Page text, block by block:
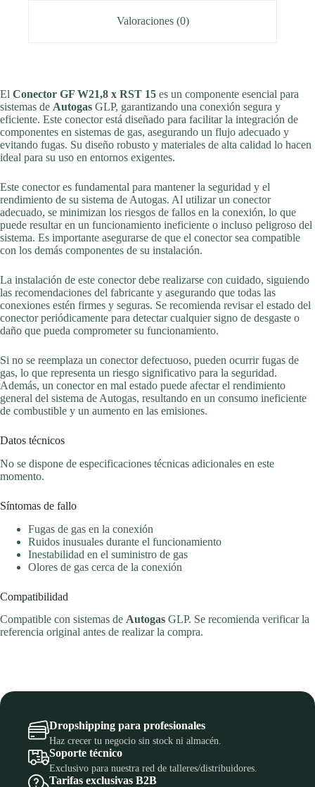
Valoraciones (0)
El Conector GF W21,8 x RST 15 es un componente esencial para
sistemas de Autogas GLP, garantizando una conexión segura y
eficiente. Este conector está diseñado para facilitar la integración de
componentes en sistemas de gas, asegurando un flujo adecuado y
evitando fugas. Su diseño robusto y materiales de alta calidad lo hacen
ideal para su uso en entornos exigentes.
Este conector es fundamental para mantener la seguridad y el
rendimiento de su sistema de Autogas. Al utilizar un conector
adecuado, se minimizan los riesgos de fallos en la conexión, lo que
puede resultar en un funcionamiento ineficiente o incluso peligroso del
sistema. Es importante asegurarse de que el conector sea compatible
con los demás componentes de su instalación.
La instalación de este conector debe realizarse con cuidado, siguiendo
las recomendaciones del fabricante y asegurando que todas las
conexiones estén firmes y seguras. Se recomienda revisar el estado del
conector periódicamente para detectar cualquier signo de desgaste o
daño que pueda comprometer su funcionamiento.
Si no se reemplaza un conector defectuoso, pueden ocurrir fugas de
gas, lo que representa un riesgo significativo para la seguridad.
Además, un conector en mal estado puede afectar el rendimiento
general del sistema de Autogas, resultando en un consumo ineficiente
de combustible y un aumento en las emisiones.
Datos técnicos
No se dispone de especificaciones técnicas adicionales en este
momento.
Síntomas de fallo
Fugas de gas en la conexión
Ruidos inusuales durante el funcionamiento
Inestabilidad en el suministro de gas
Olores de gas cerca de la conexión
Compatibilidad
Compatible con sistemas de Autogas GLP. Se recomienda verificar la
referencia original antes de realizar la compra.
Dropshipping para profesionales
Haz crecer tu negocio sin stock ni almacén.
Soporte técnico
Exclusivo para nuestra red de talleres/distribuidores.
Tarifas exclusivas B2B